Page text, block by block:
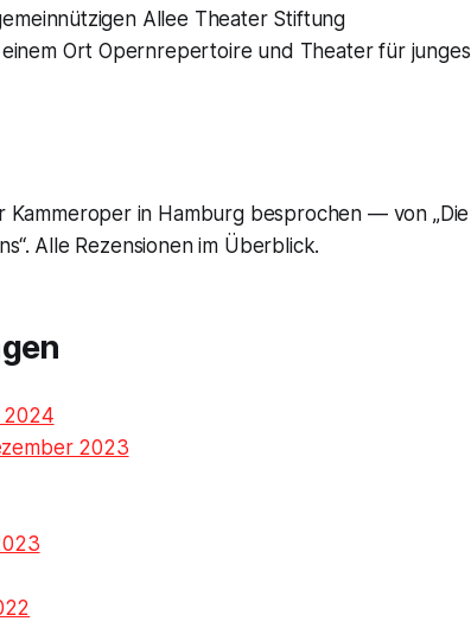
Allee Theater Stiftung
Ort Opernrepertoire und Theater für junges
Kammeroper in Hamburg besprochen — von „Die
Alle Rezensionen im Überblick.
2024
2023